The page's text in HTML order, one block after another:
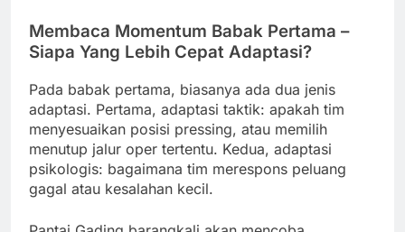
Membaca Momentum Babak Pertama –
Siapa Yang Lebih Cepat Adaptasi?
Pada babak pertama, biasanya ada dua jenis
adaptasi. Pertama, adaptasi taktik: apakah tim
menyesuaikan posisi pressing, atau memilih
menutup jalur oper tertentu. Kedua, adaptasi
psikologis: bagaimana tim merespons peluang
gagal atau kesalahan kecil.